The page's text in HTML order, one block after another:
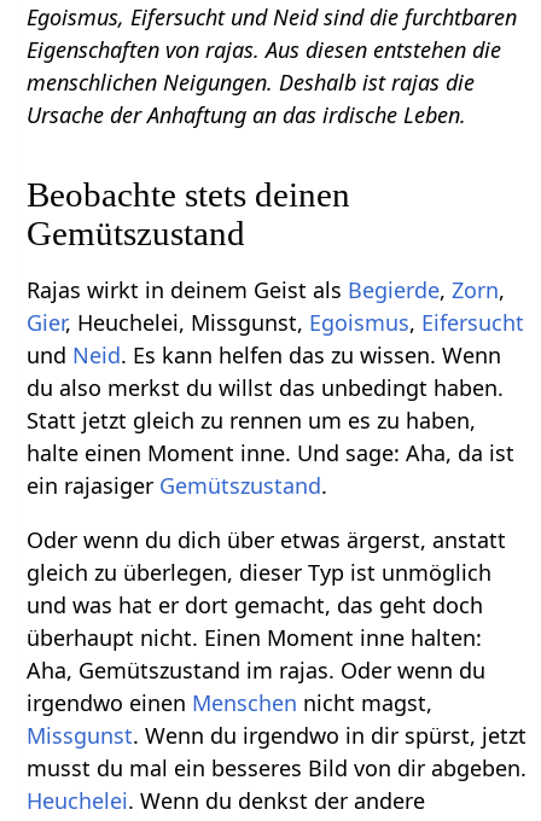
Egoismus, Eifersucht und Neid sind die furchtbaren
Eigenschaften von rajas. Aus diesen entstehen die
menschlichen Neigungen. Deshalb ist rajas die
Ursache der Anhaftung an das irdische Leben.
Beobachte stets deinen
Gemütszustand
Rajas wirkt in deinem Geist als Begierde,Zorn,
Gier, Heuchelei, Missgunst, Egoismus, Eifersucht
und Neid. Es kann helfen das zu wissen. Wenn
du also merkst du willst das unbedingt haben.
Statt jetzt gleich zu rennen um es zu haben,
halte einen Moment inne. Und sage: Aha, da ist
ein rajasiger Gemütszustand.
Oder wenn du dich über etwas ärgerst, anstatt
gleich zu überlegen, dieser Typ ist unmöglich
und was hat er dort gemacht, das geht doch
überhaupt nicht. Einen Moment inne halten:
Aha, Gemütszustand im rajas. Oder wenn du
irgendwo einen Menschen nicht magst,
Missgunst. Wenn du irgendwo in dir spürst, jetzt
musst du mal ein besseres Bild von dir abgeben.
Heuchelei. Wenn du denkst der andere